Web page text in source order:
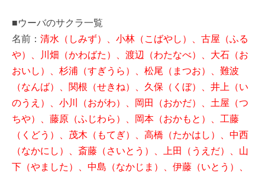
■ウーバのサクラ一覧
名前： 清水（しみず）、小林（こばやし）、古屋（ふる
や）、川畑（かわばた）、渡辺（わたなべ）、大石（お
おいし）、杉浦（すぎうら）、松尾（まつお）、難波
（なんば）、関根（せきね）、久保（くぼ）、井上（い
のうえ）、小川（おがわ）、岡田（おかだ）、土屋（つ
ちや）、藤原（ふじわら）、岡本（おかもと）、工藤
（くどう）、茂木（もてぎ）、高橋（たかはし）、中西
（なかにし）、斎藤（さいとう）、上田（うえだ）、山
下（やました）、中島（なかじま）、伊藤（いとう）、